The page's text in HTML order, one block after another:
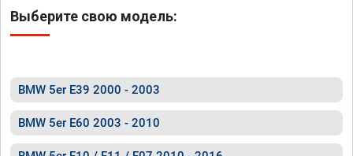
Выберите свою модель:
BMW 5er E39 2000 - 2003
BMW 5er E60 2003 - 2010